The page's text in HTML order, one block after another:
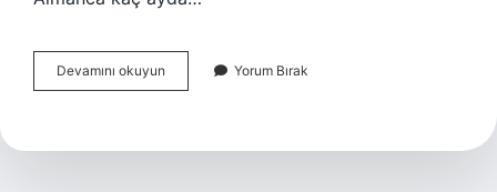
Devamını okuyun Almanya
Kaç
Istiyor
Yorum Bırak